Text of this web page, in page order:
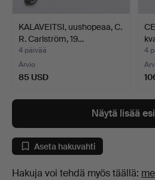
KALAVEITSI, uushopeaa, C.
R. Carlström, 19…
4 päivää
Arvio
85 USD
4
Näytä lisää
Aseta hakuvahti
Hakuja voi tehdä myös täällä: